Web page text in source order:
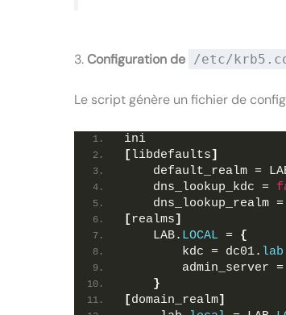
3.Configuration de /etc/
Le script génère un fichier de
ini
[ libdefaults]
default_realm =
    dns_lookup_kdc =
    dns_lookup_realm =
[realms]
    LAB.
LOCAL = {
        kdc = dc01.
lab
admin_server =
}
[domain_realm]